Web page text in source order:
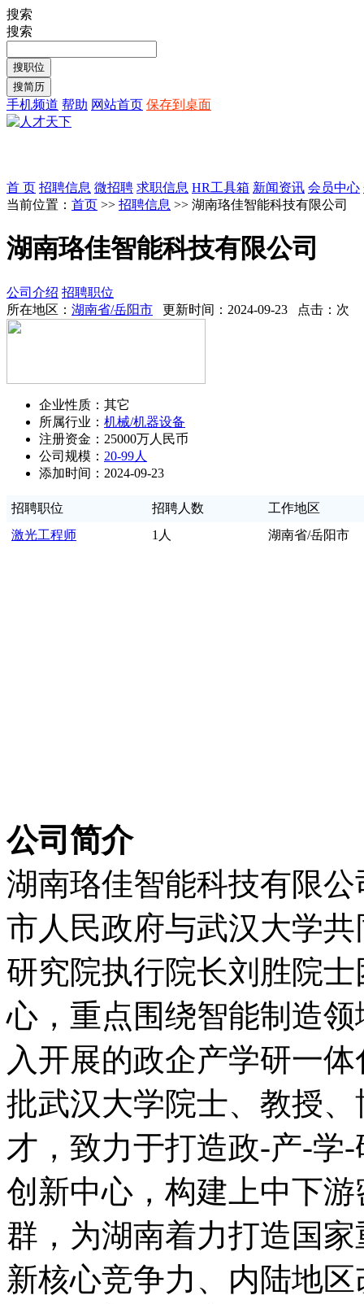
搜索
搜索
手机频道 帮助 网站首页 保存到桌面
首 页 招聘信息 微招聘 求职信息 HR工具箱 新闻资讯 会员中心
当前位置： 首页 >> 招聘信息 >> 湖南珞佳智能科技有限公司
湖南珞佳智能科技有限公司
公司介绍 招聘职位
所在地区： 湖南省/岳阳市 更新时间：2024-09-23 点击： 次
企业性质：其它
所属行业： 机械/机器设备
注册资金：25000万人民币
公司规模： 20-99人
添加时间：2024-09-23
招聘职位 招聘人数
工作地区
激光工程师
1人 湖南省/岳阳市
公司简介
湖南珞佳智能科技有限
市人民政府与武汉大学
研究院执行院长刘胜院
心，重点围绕智能制造
入开展的政企产学研一
批武汉大学院士、教授
才，致力于打造政-产-学
创新中心，构建上中下
群，为湖南着力打造国
新核心竞争力、内陆地